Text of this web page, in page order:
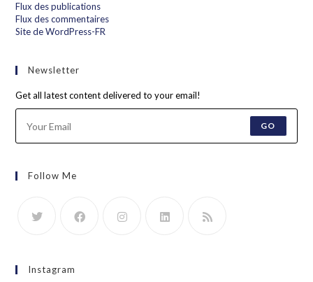
Flux des publications
Flux des commentaires
Site de WordPress-FR
Newsletter
Get all latest content delivered to your email!
GO
Follow Me
Instagram